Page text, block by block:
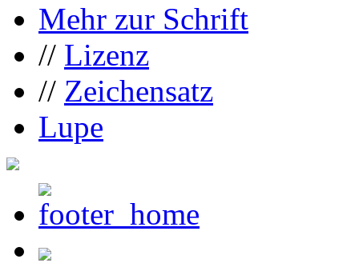
Mehr zur Schrift
// Lizenz
// Zeichensatz
Lupe